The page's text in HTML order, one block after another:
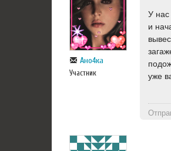
Ано4ка
Участник
У нас
и
уже